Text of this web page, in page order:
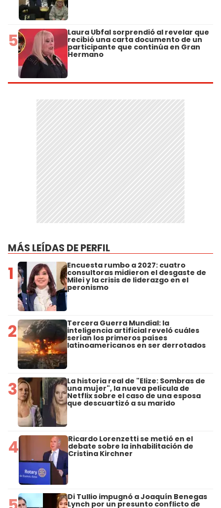
5 Laura Ubfal sorprendió al revelar que
recibió una carta documento de un
participante que continúa en Gran
Hermano
MÁS LEÍDAS DE PERFIL
1 Encuesta rumbo a 2027: cuatro
consultoras midieron el desgaste de
Milei y la crisis de liderazgo en el
peronismo
2 Tercera Guerra Mundial: la
inteligencia artificial reveló cuáles
serían los primeros países
latinoamericanos en ser derrotados
3 La historia real de "Elize: Sombras de
una mujer", la nueva película de
Netflix sobre el caso de una esposa
que descuartizó a su marido
4 Ricardo Lorenzetti se metió en el
debate sobre la inhabilitación de
Cristina Kirchner
Di Tullio impugnó a Joaquín Benegas
Lynch por un presunto conflicto de